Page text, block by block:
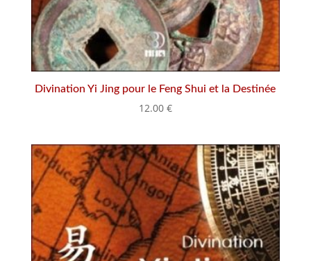
Divination Yi Jing pour le Feng Shui et la Destinée
12.00 €